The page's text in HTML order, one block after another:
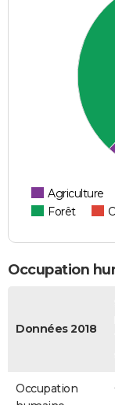
Agriculture
Forêt
Occupation
Données 2018
Occupation